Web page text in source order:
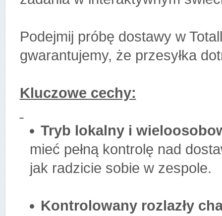
Podejmij próbę dostawy w
gwarantujemy, że przesyłka
Kluczowe cechy:
Tryb lokalny i
mieć pełną kontrolę nad
jak radzicie sobie w zespole.
Kontrolowany rozlazły